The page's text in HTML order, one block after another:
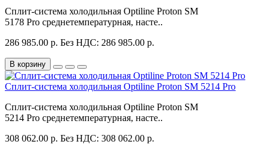
Сплит-система холодильная Optiline Proton SM
5178 Pro среднетемпературная, насте..
286 985.00 р. Без НДС: 286 985.00 р.
В корзину
Сплит-система холодильная Optiline Proton SM 5214 Pro
Сплит-система холодильная Optiline Proton SM
5214 Pro среднетемпературная, насте..
308 062.00 р. Без НДС: 308 062.00 р.